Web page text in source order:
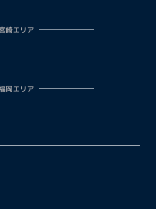
崎エリア
岡エリア